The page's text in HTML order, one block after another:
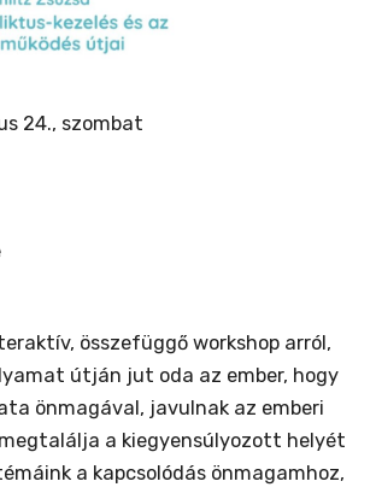
24., szombat
összefüggő workshop arról,
útján jut oda az ember, hogy
önmagával, javulnak az emberi
a kiegyensúlyozott helyét
a kapcsolódás önmagamhoz,